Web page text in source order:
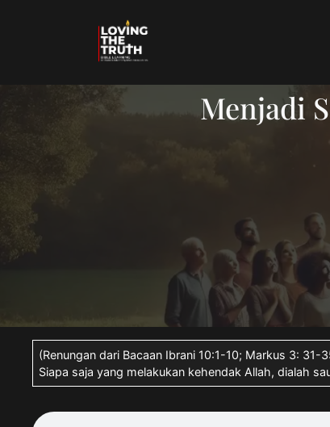
Menjadi
(Renungan dari Bacaan Ibrani 10:1-10; Markus 3: 31-
Siapa saja yang melakukan kehendak Allah, dialah